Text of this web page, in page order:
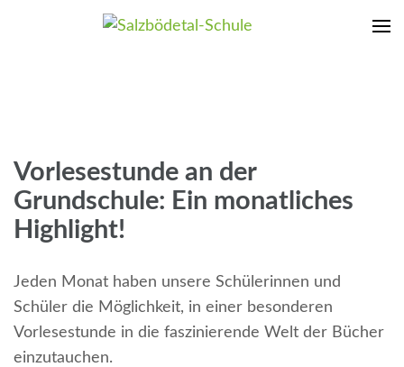
Vorlesestunde an der
Grundschule: Ein monatliches
Highlight!
Jeden Monat haben unsere Schülerinnen und
Schüler die Möglichkeit, in einer besonderen
Vorlesestunde in die faszinierende Welt der Bücher
einzutauchen.